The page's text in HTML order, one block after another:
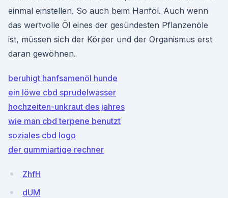
einmal einstellen. So auch beim Hanföl. Auch wenn
das wertvolle Öl eines der gesündesten Pflanzenöle
ist, müssen sich der Körper und der Organismus erst
daran gewöhnen.
beruhigt hanfsamenöl hunde
ein löwe cbd sprudelwasser
hochzeiten-unkraut des jahres
wie man cbd terpene benutzt
soziales cbd logo
der gummiartige rechner
ZhfH
dUM